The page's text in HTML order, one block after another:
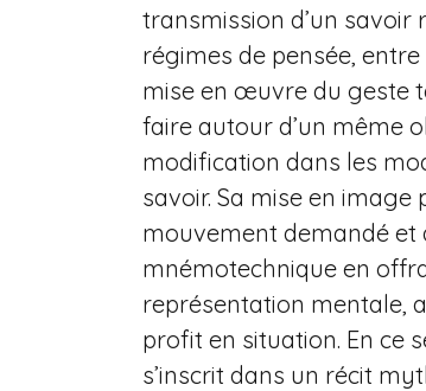
transmission d’un
régimes de pensée,
mise en œuvre du geste
faire autour d’un même
modification dans les
savoir. Sa mise en
mouvement demandé et
mnémotechnique en
représentation mentale,
profit en situation. En ce
s’inscrit dans un récit